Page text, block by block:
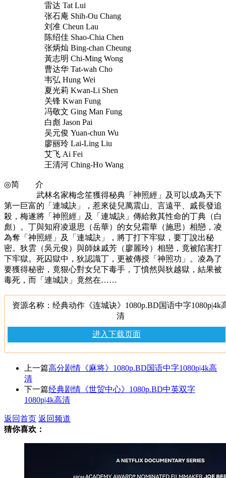
雷达 Tat Lui
张石庵 Shih-Ou Chang
刘准 Cheun Lau
陈绍佳 Shao-Chia Chen
张炳灿 Bing-chan Cheung
黃志明 Chi-Ming Wong
曹达华 Tat-wah Cho
韦弘 Hung Wei
夏光莉 Kwan-Li Shen
关锋 Kwan Fung
冯敬文 Ging Man Fung
白彪 Jason Pai
吴元俊 Yuan-chun Wu
廖丽玲 Lai-Ling Liu
艾飞 Ai Fei
王清河 Ching-Ho Wang
◎简 介
武林名家梅念笙獲得秘典「神照經」及可以成為天下
第一巨富的「連城訣」，惹來徒兒萬震山、言遠平、戚長發追
殺，梅遂將「神照經」及「連城訣」傳給救其性命的丁典（白
彪）。丁與知府凌退思（岳華）的女兒霜華（施思）相戀，凌
為奪「神照經」及「連城訣」，將丁打下牢獄，要丁說出秘
密。狄雲（吳元俊）與師妹戚芳（廖麗玲）相戀，竟被陷害打
下牢獄。死囚獄中，狄認識丁，更被傳授「神照功」。凌為了
要獲得秘密，竟狠心對女兒下毒手，丁憤然與狄越獄，結果被
毒死，而「連城訣」竟然在……
资源名称：经典动作《连城诀》1080p.BD国语中字1080p|4k
清
进入下载页面
上一篇高分剧情《麻将》1080p.BD国语中字1080p|4k高
清
下一篇经典剧情《世贸中心》1080p.BD中英双字
1080p|4k高清
返回首页 返回频道
猜你喜欢：